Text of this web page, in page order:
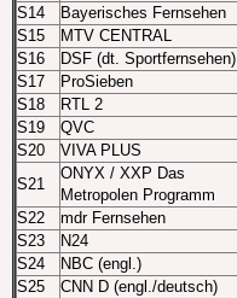
S14
Bayerisches Fernsehen
S15
MTV CENTRAL
S16
DSF (dt. Sportfernsehen)
S17
ProSieben
S18
RTL 2
S19
QVC
S20
VIVA PLUS
S21
ONYX / XXP Das
Metropolen Programm
S22
mdr Fernsehen
S23
N24
S24
NBC (engl.)
S25
CNN D (engl./deutsch)